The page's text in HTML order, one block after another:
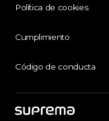
Política de cookies
Cumplimiento
Código de conducta